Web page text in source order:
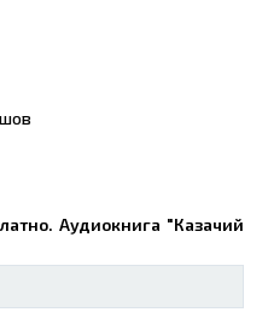
Аудиокнига "Казачий